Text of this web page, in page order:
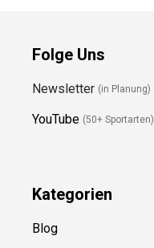
Folge Uns
Newsletter (in Planung)
YouTube (50+ Sportarten)
Kategorien
Blog